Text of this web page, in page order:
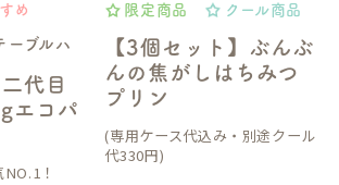
ーブルハ
代目
エコパ
め
！
【3個セット】ぶんぶ
んの焦がしはちみつ
プリン
限定商品 クール商品
(専用ケース代込み・別途クール
代330円)